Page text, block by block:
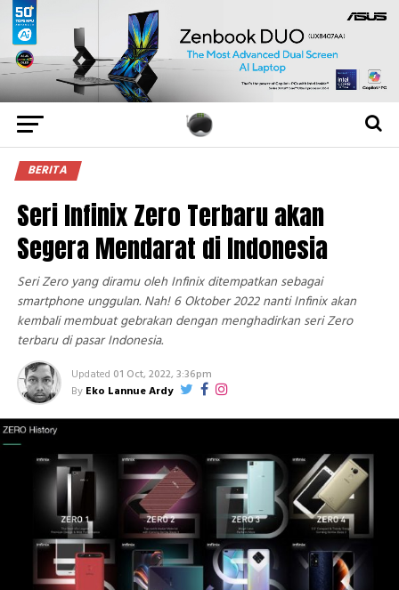
BERITA
Seri Infinix Zero Terbaru akan
Segera Mendarat di Indonesia
Seri Zero yang diramu oleh Infinix ditempatkan sebagai
smartphone unggulan. Nah! 6 Oktober 2022 nanti Infinix akan
kembali membuat gebrakan dengan menghadirkan seri Zero
terbaru di pasar Indonesia.
Updated 01 Oct, 2022, 3:36pm
By Eko Lannue Ardy